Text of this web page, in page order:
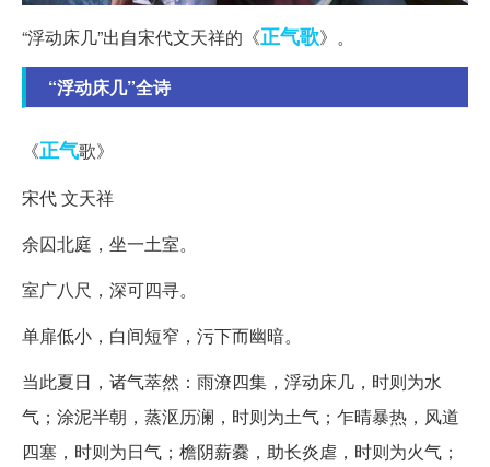
“浮动床几”出自宋代文天祥的《正气歌》。
“浮动床几”全诗
《正气歌》
宋代 文天祥
余囚北庭，坐一土室。
室广八尺，深可四寻。
单扉低小，白间短窄，污下而幽暗。
当此夏日，诸气萃然：雨潦四集，浮动床几，时则为水
气；涂泥半朝，蒸沤历澜，时则为土气；乍晴暴热，风道
四塞，时则为日气；檐阴薪爨，助长炎虐，时则为火气；